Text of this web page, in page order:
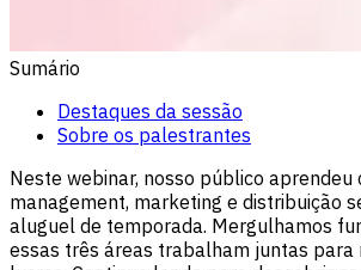
Sumário
Destaques da sessão
Sobre os palestrantes
Neste webinar, nosso público aprendeu
management, marketing e distribuição
aluguel de temporada. Mergulhamos
essas três áreas trabalham juntas para